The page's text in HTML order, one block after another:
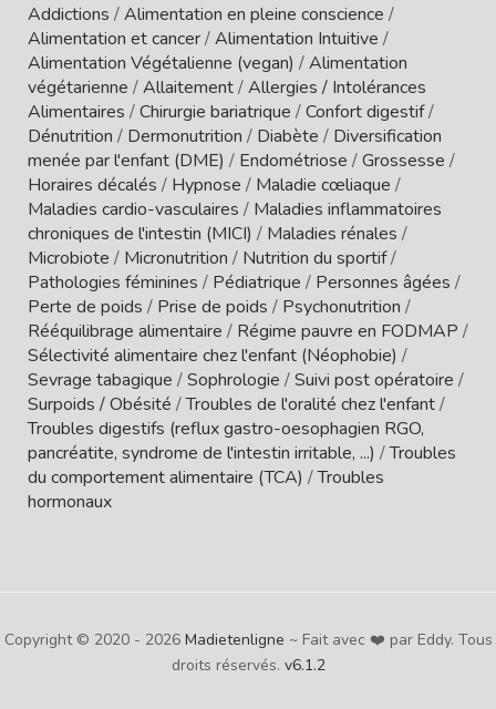
Addictions /Alimentation en pleine conscience /
Alimentation et cancer/Alimentation Intuitive /
Alimentation Végétalienne (vegan) /Alimentation
végétarienne /Allaitement/Allergies / Intolérances
Alimentaires /Chirurgie bariatrique /Confort digestif/
Dénutrition / Dermonutrition / Diabète / Diversification
menée par l'enfant (DME) / Endométriose /Grossesse /
Horaires décalés / Hypnose / Maladie cœliaque /
Maladies cardio-vasculaires / Maladies inflammatoires
chroniques de l'intestin (MICI) / Maladies rénales /
Microbiote / Micronutrition / Nutrition du sportif/
Pathologies féminines / Pédiatrique / Personnes âgées /
Perte de poids / Prise de poids / Psychonutrition /
Rééquilibrage alimentaire / Régime pauvre en FODMAP /
Sélectivité alimentaire chez l'enfant (Néophobie) /
Sevrage tabagique /Sophrologie /Suivi post opératoire /
Surpoids / Obésité /Troubles de l'oralité chez l'enfant/
Troubles digestifs (reflux gastro-oesophagien RGO,
pancréatite, syndrome de l'intestin irritable, ...) /Troubles
du comportement alimentaire (TCA) /Troubles
hormonaux
Copyright © 2020 - 2026 Madietenligne ~ Fait avec ❤️ par Eddy. Tous
droits réservés. v6.1.2